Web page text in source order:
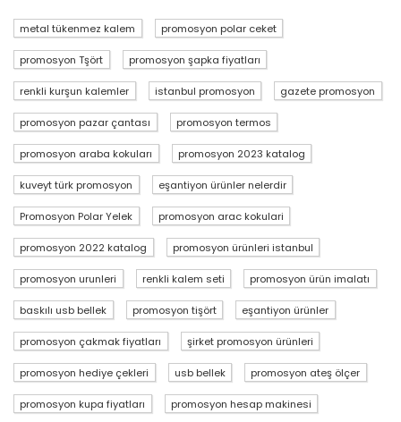
metal tükenmez kalem promosyon polar ceket
promosyon Tşört promosyon şapka fiyatları
renkli kurşun kalemler istanbul promosyon gazete promosyon
promosyon pazar çantası promosyon termos
promosyon araba kokuları promosyon 2023 katalog
kuveyt türk promosyon eşantiyon ürünler nelerdir
Promosyon Polar Yelek promosyon arac kokulari
promosyon 2022 katalog promosyon ürünleri istanbul
promosyon urunleri renkli kalem seti promosyon ürün imalatı
baskılı usb bellek promosyon tişört eşantiyon ürünler
promosyon çakmak fiyatları şirket promosyon ürünleri
promosyon hediye çekleri usb bellek promosyon ateş ölçer
promosyon kupa fiyatları promosyon hesap makinesi